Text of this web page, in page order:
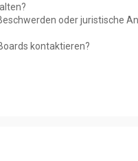
oder juristische
kontaktieren?